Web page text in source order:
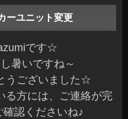
ユニット変更
です☆
暑いですね～
うございました☆
る方には、ご連絡が完
認くださいね♪